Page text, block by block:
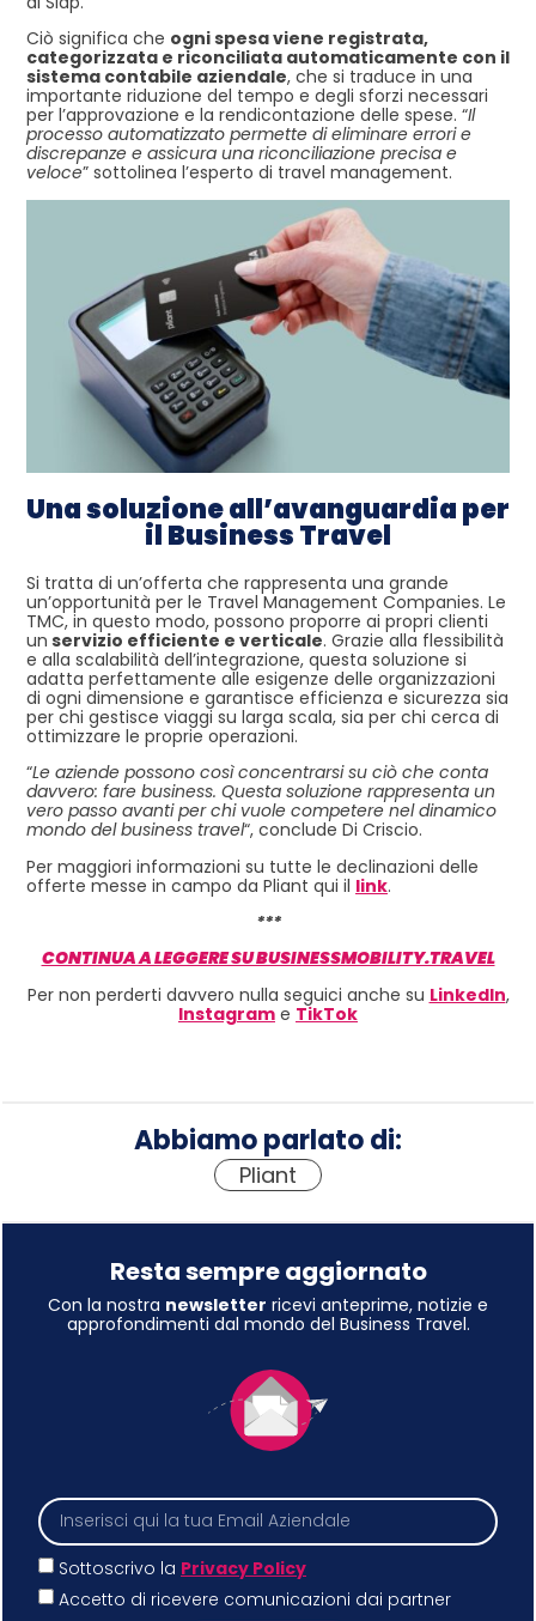
Ciò significa che ogni spesa viene registrata,
categorizzata e riconciliata automaticamente con il
sistema contabile aziendale, che si traduce in una
importante riduzione del tempo e degli sforzi necessari
per l’approvazione e la rendicontazione delle spese. “Il
processo automatizzato permette di eliminare errori e
discrepanze e assicura una riconciliazione precisa e
veloce” sottolinea l’esperto di travel management.
Una soluzione all’avanguardia per
il Business Travel
Si tratta di un’offerta che rappresenta una grande
un’opportunità per le Travel Management Companies. Le
TMC, in questo modo, possono proporre ai propri clienti
un servizio efficiente e verticale. Grazie alla flessibilità
e alla scalabilità dell’integrazione, questa soluzione si
adatta perfettamente alle esigenze delle organizzazioni
di ogni dimensione e garantisce efficienza e sicurezza sia
per chi gestisce viaggi su larga scala, sia per chi cerca di
ottimizzare le proprie operazioni.
“Le aziende possono così concentrarsi su ciò che conta
davvero: fare business. Questa soluzione rappresenta un
vero passo avanti per chi vuole competere nel dinamico
mondo del business travel“, conclude Di Criscio.
Per maggiori informazioni su tutte le declinazioni delle
offerte messe in campo da Pliant qui il link.
***
CONTINUA A LEGGERE SU BUSINESSMOBILITY.TRAVEL
Per non perderti davvero nulla seguici anche su LinkedIn,
Instagram e TikTok
Abbiamo parlato di:
Pliant
Resta sempre aggiornato
Con la nostra newsletter ricevi anteprime, notizie e
approfondimenti dal mondo del Business Travel.
Sottoscrivo la Privacy Policy
Accetto di ricevere comunicazioni dai partner